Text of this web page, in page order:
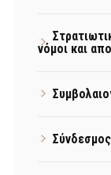
νόμοι και